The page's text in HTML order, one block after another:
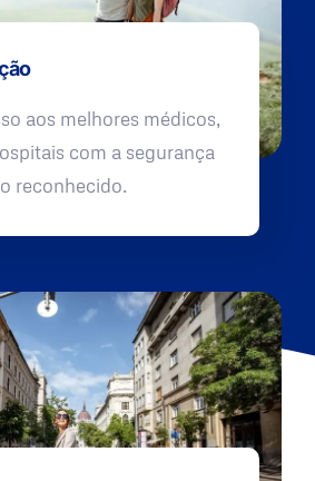
aos melhores médicos,
com a segurança
reconhecido.